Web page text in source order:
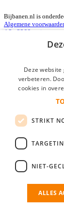
Bijbanen.nl is
Algemene
4.3 - 3366 reviews
Inloggen als
*
login gegevens
login
Bedrijf
nieuwe collega/
Deze
verbeteren.
cookies in
STRIKT
NIET-
ALLES